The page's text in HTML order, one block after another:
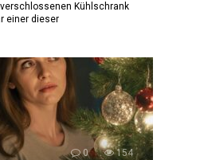
Kühlschrank
einer dieser
0 154